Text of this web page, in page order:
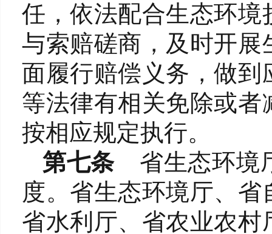
任，依法配合生态环
与索赔磋商，及时开
面履行赔偿义务，做
等法律有相关免除或
按相应规定执行。
第七条
省生态环境
度。省生态环境厅、
省水利厅、省农业农